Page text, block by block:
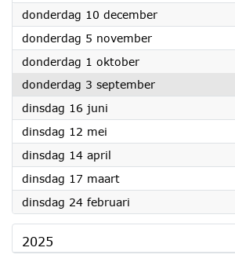
donderdag 10 december2026
donderdag 5 november2026
donderdag 1 oktober2026
donderdag 3 september2026
dinsdag 16 juni
dinsdag 12 mei
dinsdag 14 april
dinsdag 17 maart2026
dinsdag 24 februari
2025